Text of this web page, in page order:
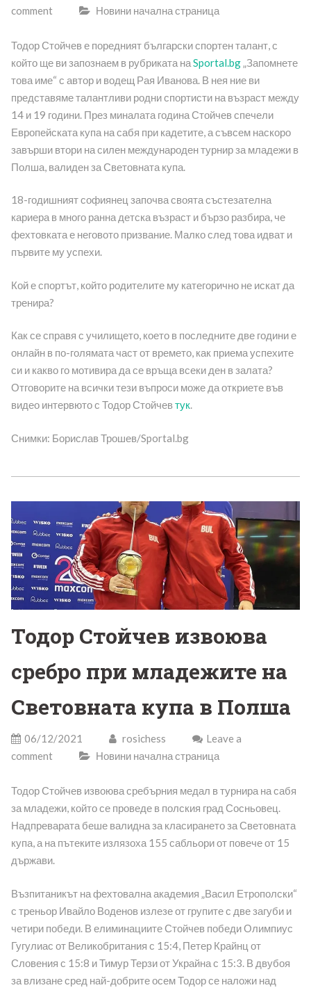
comment Новини начална страница
Тодор Стойчев е поредният български спортен талант, с
който ще ви запознаем в рубриката на Sportal.bg„Запомнете
това име“ с автор и водещ Рая Иванова. В нея ние ви
представяме талантливи родни спортисти на възраст между
14 и 19 години. През миналата година Стойчев спечели
Европейската купа на сабя при кадетите, а съвсем наскоро
завърши втори на силен международен турнир за младежи в
Полша, валиден за Световната купа.
18-годишният софиянец започва своята състезателна
кариера в много ранна детска възраст и бързо разбира, че
фехтовката е неговото призвание. Малко след това идват и
първите му успехи.
Кой е спортът, който родителите му категорично не искат да
тренира?
Как се справя с училището, което в последните две години е
онлайн в по-голямата част от времето, как приема успехите
си и какво го мотивира да се връща всеки ден в залата?
Отговорите на всички тези въпроси може да откриете във
видео интервюто с Тодор Стойчевтук.
Снимки: Борислав Трошев/Sportal.bg
Тодор Стойчев извоюва
сребро при младежите на
Световната купа в Полша
06/12/2021 rosichess
Leave a
comment
Новини начална страница
Тодор Стойчев извоюва сребърния медал в турнира на сабя
за младежи, който се проведе в полския град Сосньовец.
Надпреварата беше валидна за класирането за Световната
купа, а на пътеките излязоха 155 сабльори от повече от 15
държави.
Възпитаникът на фехтовална академия „Васил Етрополски“
с треньор Ивайло Воденов излезе от групите с две загуби и
четири победи. В елиминациите Стойчев победи Олимпиус
Гугулиас от Великобритания с 15:4, Петер Крайнц от
Словения с 15:8 и Тимур Терзи от Украйна с 15:3. В двубоя
за влизане сред най-добрите осем Тодор се наложи над